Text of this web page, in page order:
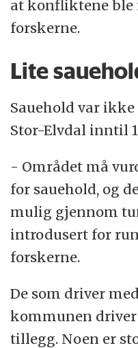
at konfliktene ble
forskerne.
Lite
Sauehold var
Stor-Elvdal inntil
- Området må
for sauehold, og
mulig gjennom
introdusert for
forskerne.
De som driver
kommunen
tillegg. Noen er